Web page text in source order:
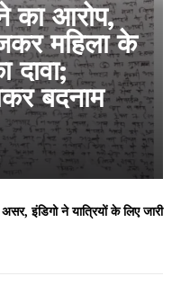
का आरोप,
महिला के
दावा;
बदनाम
इंडिगो ने यात्रियों के लिए जारी